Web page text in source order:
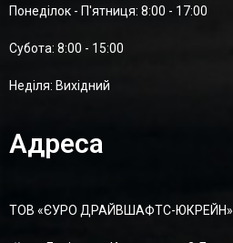
Понеділок - П'ятниця: 8:00 - 17:00
Суботa: 8:00 - 15:00
Неділя: Вихідний
Адреса
ТОВ «ЄУРО ДРАЙВШАФТC-ЮКРЕЙН»